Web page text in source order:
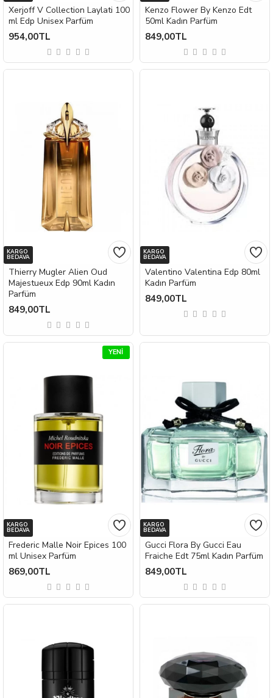
Xerjoff V Collection Laylati 100
ml Edp Unisex Parfüm
954,00TL
Kenzo Flower By Kenzo Edt
50ml Kadın Parfüm
849,00TL
KARGO
BEDAVA
Thierry Mugler Alien Oud
Majestueux Edp 90ml Kadın
Parfüm
849,00TL
KARGO
BEDAVA
Valentino Valentina Edp 80ml
Kadın Parfüm
849,00TL
YENI
KARGO
BEDAVA
Frederic Malle Noir Epices 100
ml Unisex Parfüm
869,00TL
KARGO
BEDAVA
Gucci Flora By Gucci Eau
Fraiche Edt 75ml Kadın Parfüm
849,00TL